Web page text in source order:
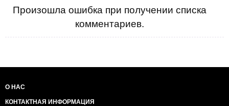
Произошла ошибка при получении списка
комментариев.
О НАС
КОНТАКТНАЯ ИНФОРМАЦИЯ